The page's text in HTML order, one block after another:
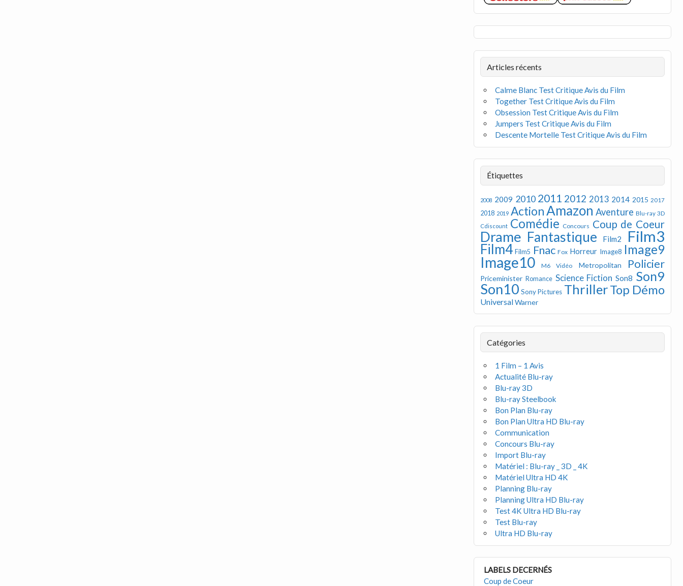
Articles récents
Calme Blanc Test Critique Avis du Film
Together Test Critique Avis du Film
Obsession Test Critique Avis du Film
Jumpers Test Critique Avis du Film
Descente Mortelle Test Critique Avis du Film
Étiquettes
2008 2009 2010 2011 2012 2013 2014 2015 2017
2018 2019 ActionAmazon Aventure Blu-ray 3D
Cdiscount Comédie Concours Coup de Coeur
Drame Fantastique Film2 Film3
Film4 Film5 Fnac Fox Horreur Image8 Image9
Image10 M6 Vidéo Metropolitan Policier
Priceminister Romance Science Fiction Son8 Son9
Son10 Sony Pictures ThrillerTop Démo
UniversalWarner
Catégories
1 Film – 1 Avis
Actualité Blu-ray
Blu-ray 3D
Blu-ray Steelbook
Bon Plan Blu-ray
Bon Plan Ultra HD Blu-ray
Communication
Concours Blu-ray
Import Blu-ray
Matériel : Blu-ray _ 3D _ 4K
Matériel Ultra HD 4K
Planning Blu-ray
Planning Ultra HD Blu-ray
Test 4K Ultra HD Blu-ray
Test Blu-ray
Ultra HD Blu-ray
LABELS DECERNÉS
Coup de Coeur